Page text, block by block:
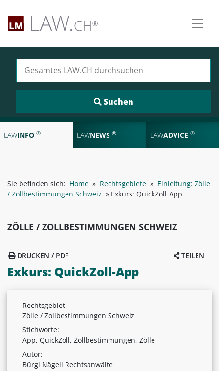
LAWINFO ® LAWNEWS ® LAWADVICE ®
Sie befinden sich: Home » Rechtsgebiete » Einleitung: Zölle
/ Zollbestimmungen Schweiz » Exkurs: QuickZoll-App
ZÖLLE / ZOLLBESTIMMUNGEN SCHWEIZ
TEILEN
DRUCKEN / PDF
Exkurs: QuickZoll-App
Rechtsgebiet:
Zölle / Zollbestimmungen Schweiz
Stichworte:
App, QuickZoll, Zollbestimmungen, Zölle
Autor:
Bürgi Nägeli Rechtsanwälte